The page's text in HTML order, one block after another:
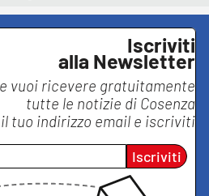
Iscriviti
alla Newsletter
vuoi ricevere gratuitamente
tutte le notizie di Cosenza
tuo indirizzo email e iscriviti
Iscriviti